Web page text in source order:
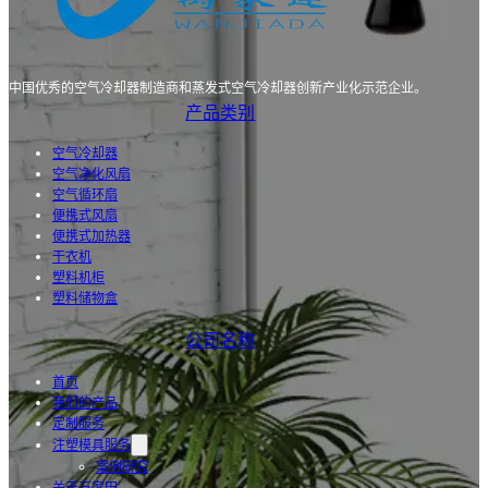
中国优秀的空气冷却器制造商和蒸发式空气冷却器创新产业化示范企业。
产品类别
空气冷却器
空气净化风扇
空气循环扇
便携式风扇
便携式加热器
干衣机
塑料机柜
塑料储物盒
公司名称
首页
我们的产品
定制服务
注塑模具服务
案例研究